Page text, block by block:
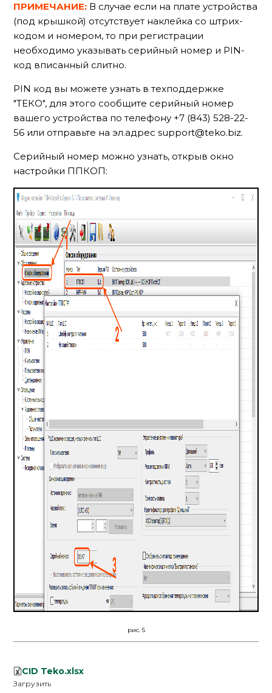
ПРИМЕЧАНИЕ: В случае если на плате устройства
(под крышкой) отсутствует наклейка со штрих-
кодом и номером, то при регистрации
необходимо указывать серийный номер и PIN-
код вписанный слитно.
PIN код вы можете узнать в техподдержке
"ТЕКО", для этого сообщите серийный номер
вашего устройства по телефону +7 (843) 528-22-
56 или отправьте на эл.адрес support@teko.biz.
Серийный номер можно узнать, открыв окно
настройки ППКОП:
рис. 5
CID Teko.xlsx
Загрузить